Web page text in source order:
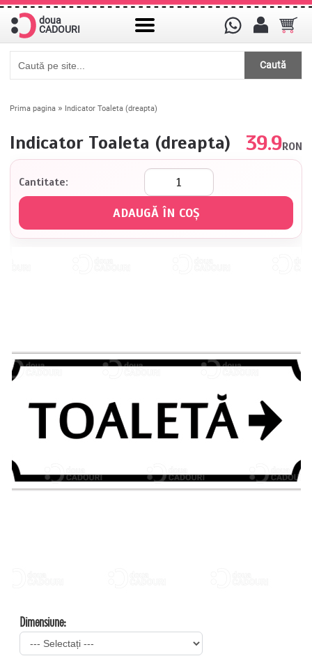
doua
CADOURI
Caută
Prima pagina » Indicator Toaleta (dreapta)
Indicator Toaleta (dreapta) 39.9RON
Cantitate:
Dimensiune: